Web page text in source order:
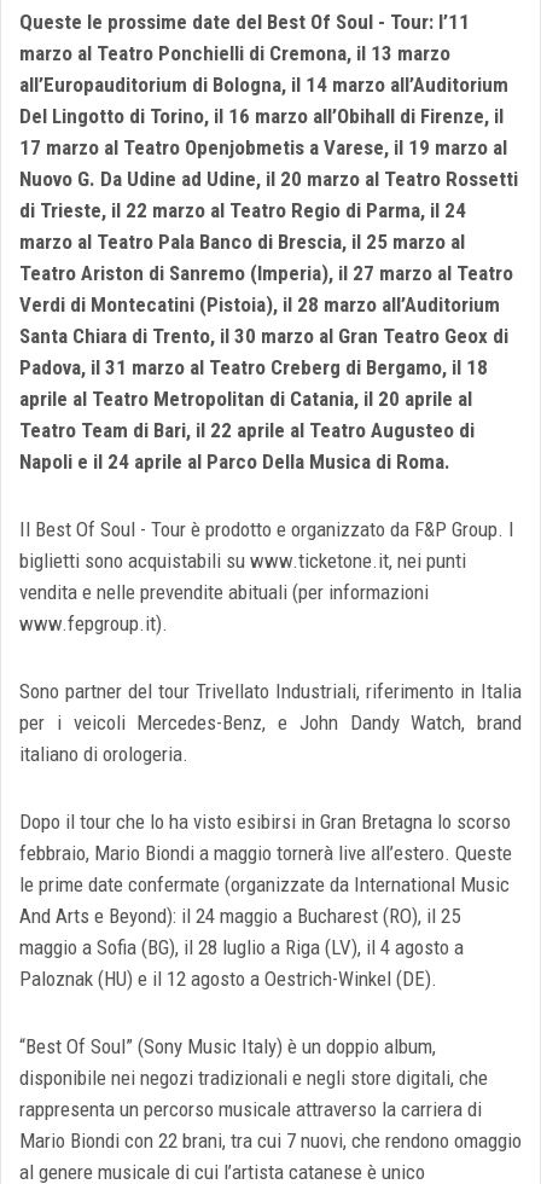
Queste le prossime date del Best Of Soul - Tour: l’11
marzo al Teatro Ponchielli di Cremona, il 13 marzo
all’Europauditorium di Bologna, il 14 marzo all’Auditorium
Del Lingotto di Torino, il 16 marzo all’Obihall di Firenze, il
17 marzo al Teatro Openjobmetis a Varese, il 19 marzo al
Nuovo G. Da Udine ad Udine, il 20 marzo al Teatro Rossetti
di Trieste, il 22 marzo al Teatro Regio di Parma, il 24
marzo al Teatro Pala Banco di Brescia, il 25 marzo al
Teatro Ariston di Sanremo (Imperia), il 27 marzo al Teatro
Verdi di Montecatini (Pistoia), il 28 marzo all’Auditorium
Santa Chiara di Trento, il 30 marzo al Gran Teatro Geox di
Padova, il 31 marzo al Teatro Creberg di Bergamo, il 18
aprile al Teatro Metropolitan di Catania, il 20 aprile al
Teatro Team di Bari, il 22 aprile al Teatro Augusteo di
Napoli e il 24 aprile al Parco Della Musica di Roma.
Il Best Of Soul - Tour è prodotto e organizzato da F&P Group. I
biglietti sono acquistabili su www.ticketone.it, nei punti
vendita e nelle prevendite abituali (per informazioni
www.fepgroup.it).
Sono partner del tour Trivellato Industriali, riferimento in Italia
per i veicoli Mercedes-Benz, e John Dandy Watch, brand
italiano di orologeria.
Dopo il tour che lo ha visto esibirsi in Gran Bretagna lo scorso
febbraio, Mario Biondi a maggio tornerà live all’estero. Queste
le prime date confermate (organizzate da International Music
And Arts e Beyond): il 24 maggio a Bucharest (RO), il 25
maggio a Sofia (BG), il 28 luglio a Riga (LV), il 4 agosto a
Paloznak (HU) e il 12 agosto a Oestrich-Winkel (DE).
“Best Of Soul” (Sony Music Italy) è un doppio album,
disponibile nei negozi tradizionali e negli store digitali, che
rappresenta un percorso musicale attraverso la carriera di
Mario Biondi con 22 brani, tra cui 7 nuovi, che rendono omaggio
al genere musicale di cui l’artista catanese è unico